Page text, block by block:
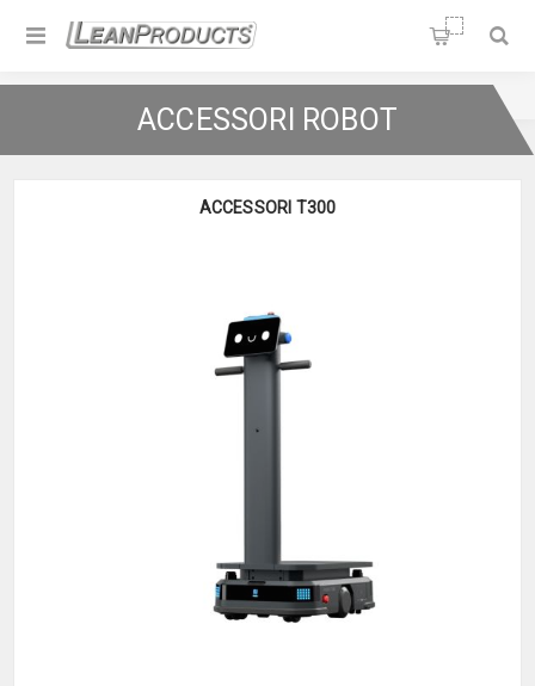
Soluzioni per la Lean
ACCESSORI ROBOT
ACCESSORI T300